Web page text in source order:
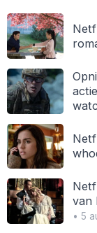
van
• 5